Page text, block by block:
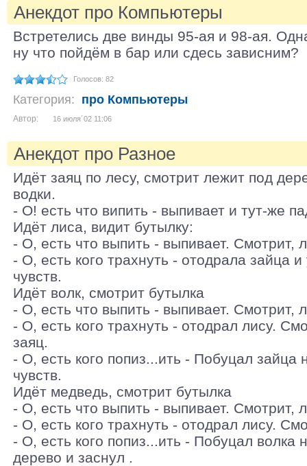
Анекдот про Компьютеры
Встретелись две винды 95-ая и 98-ая.
ну что пойдём в бар или сдесь зависним?
Голосов: 82
Категория: про Компьютеры
Автор: 16 июля´02 11:06
Анекдот про Разное
Идёт заяц по лесу, смотрит лежит под
водки.
- О! есть что випить - выпивает и тут-же
Идёт лиса, видит бутылку:
- О, есть что выпить - выпивает. Смотрит,
- О, есть кого трахнуть - отодрала зайца и
чувств.
Идёт волк, смотрит бутылка
- О, есть что выпить - выпивает. Смотрит,
- О, есть кого трахнуть - отодрал лису.
заяц.
- О, есть кого попиз...ить - Побуцал зайца
чувств.
Идёт медведь, смотрит бутылка
- О, есть что выпить - выпивает. Смотрит,
- О, есть кого трахнуть - отодрал лису.
- О, есть кого попиз...ить - Побуцал волка
дерево и заснул .